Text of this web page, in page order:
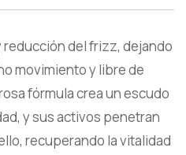
reducción del frizz, dejando
movimiento y libre de
fórmula crea un escudo
y sus activos penetran
recuperando la vitalidad